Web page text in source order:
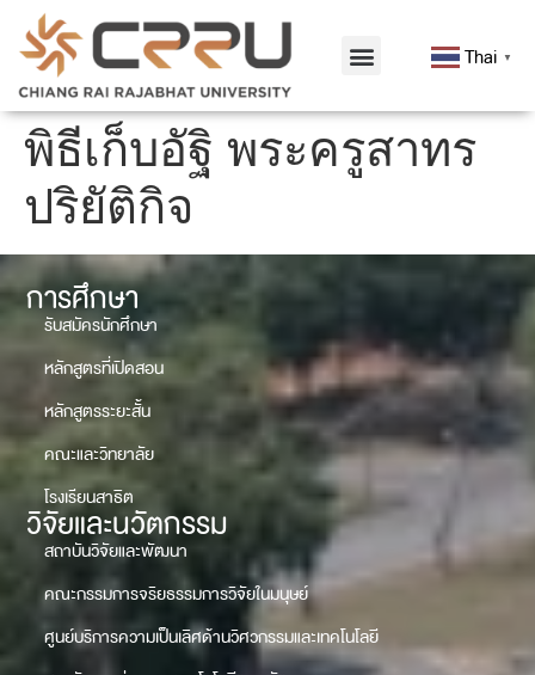
Thai ▼
พิธีเก็บอัฐิ พระครูสาทร
ปริยัติกิจ
การศึกษา
รับสมัครนักศึกษา
หลักสูตรที่เปิดสอน
หลักสูตรระยะสั้น
คณะและวิทยาลัย
โรงเรียนสาธิต
วิจัยและนวัตกรรม
สถาบันวิจัยและพัฒนา
คณะกรรมการจริยธรรมการวิจัยในมนุษย์
ศูนย์บริการความเป็นเลิศด้านวิศวกรรมและเทคโนโลยี